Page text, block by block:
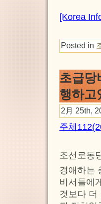
[Korea
Posted in
초급당
행하고
2月 25th,
주체
조선로동
경애하는
비서들에
것보다 더